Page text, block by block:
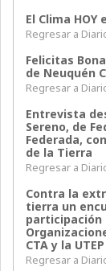
El Clima HOY
Regresar a
Felicitas
de Neuquén
Regresar a
Entrevista
Sereno, de
Federada,
de la Tierra
Regresar a
Contra la
tierra un
participación
CTA y la UTEP
Regresar a